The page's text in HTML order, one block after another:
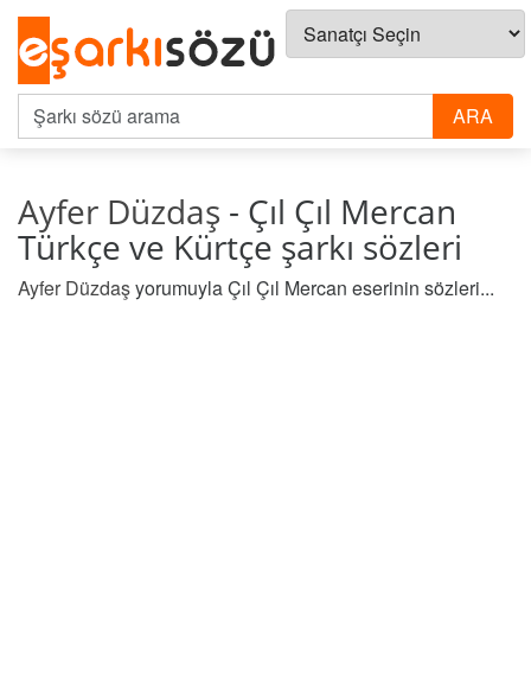
Ayfer Düzdaş - Çıl Çıl Mercan
Türkçe ve Kürtçe şarkı sözleri
Ayfer Düzdaşyorumuyla Çıl Çıl Mercan eserinin sözleri...